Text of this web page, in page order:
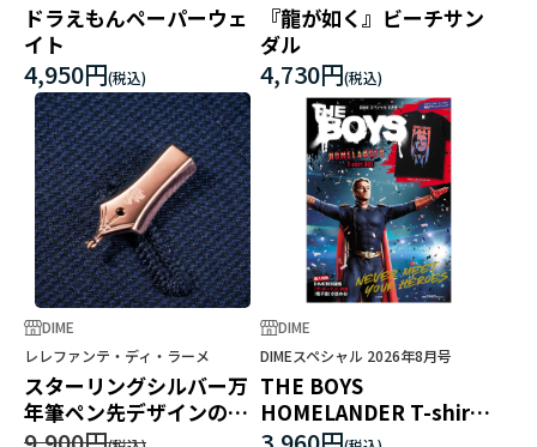
ドラえもんペーパーウェ
イト
4,950円
『龍が如く』ビーチサン
ダル
4,730円
DIME
レレファンテ・ディ・ラーメ
スターリングシルバー万
年筆ペン先デザインのピ
ンブローチ
DIME
DIMEスペシャル 2026年8月号
THE BOYS
HOMELANDER T-shirt
BOX